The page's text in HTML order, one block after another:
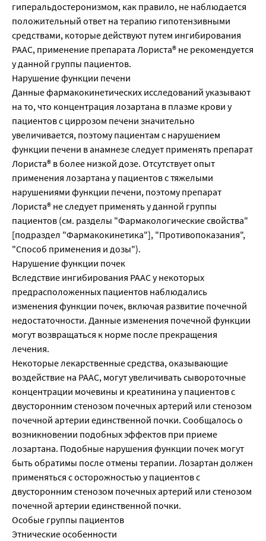
гиперальдостеронизмом, как правило, не наблюдается
положительный ответ на терапию гипотензивными
средствами, которые действуют путем ингибирования
РААС, применение препарата Лориста® не рекомендуется
у данной группы пациентов.
Нарушение функции печени
Данные фармакокинетических исследований указывают
на то, что концентрация лозартана в плазме крови у
пациентов с циррозом печени значительно
увеличивается, поэтому пациентам с нарушением
функции печени в анамнезе следует применять препарат
Лориста® в более низкой дозе. Отсутствует опыт
применения лозартана у пациентов с тяжелыми
нарушениями функции печени, поэтому препарат
Лориста® не следует применять у данной группы
пациентов (см. разделы "Фармакологические свойства"
[подраздел "Фармакокинетика"], "Противопоказания",
"Способ применения и дозы").
Нарушение функции почек
Вследствие ингибирования РААС у некоторых
предрасположенных пациентов наблюдались
изменения функции почек, включая развитие почечной
недостаточности. Данные изменения почечной функции
могут возвращаться к норме после прекращения
лечения.
Некоторые лекарственные средства, оказывающие
воздействие на РААС, могут увеличивать сывороточные
концентрации мочевины и креатинина у пациентов с
двусторонним стенозом почечных артерий или стенозом
почечной артерии единственной почки. Сообщалось о
возникновении подобных эффектов при приеме
лозартана. Подобные нарушения функции почек могут
быть обратимы после отмены терапии. Лозартан должен
применяться с осторожностью у пациентов с
двусторонним стенозом почечных артерий или стенозом
почечной артерии единственной почки.
Особые группы пациентов
Этнические особенности